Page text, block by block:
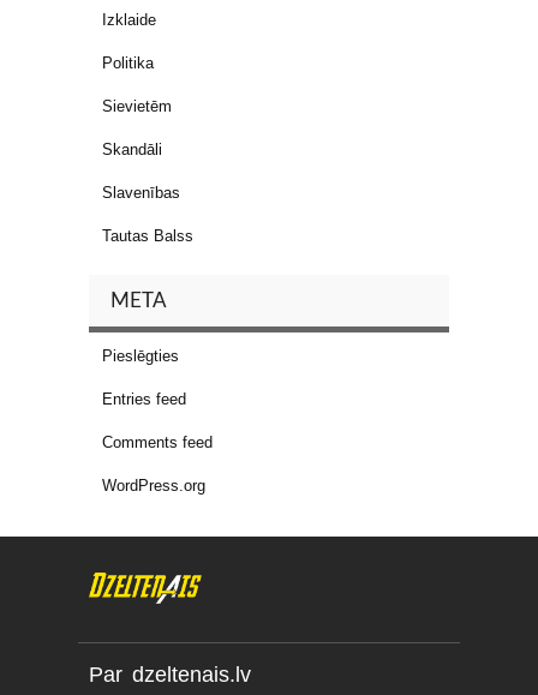
Izklaide
Politika
Sievietēm
Skandāli
Slavenības
Tautas Balss
META
Pieslēgties
Entries feed
Comments feed
WordPress.org
Par dzeltenais.lv